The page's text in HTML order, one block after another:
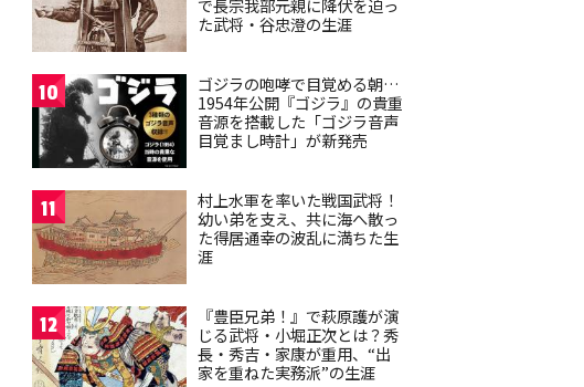
で長宗我部元親に降伏を迫っ
た武将・谷忠澄の生涯
10
ゴジラの咆哮で目覚める朝…
1954年公開『ゴジラ』の貴重
音源を搭載した「ゴジラ音声
目覚まし時計」が新発売
11
村上水軍を率いた戦国武将！
幼い弟を支え、共に海へ散っ
た得居通幸の波乱に満ちた生
涯
12
『豊臣兄弟！』で萩原護が演
じる武将・小堀正次とは？秀
長・秀吉・家康が重用、“出
家を重ねた実務派”の生涯